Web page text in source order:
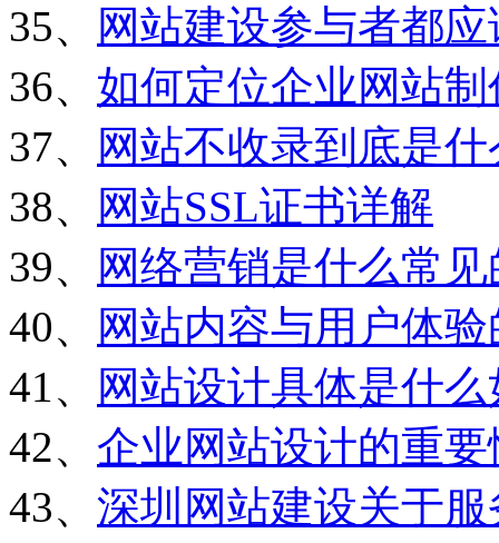
35、
网站建设参与者都
36、 如何定位企业网站
37、
网站不收录到底是
38、
网站SSL证书详解
39、
网络营销是什么常
40、
网站内容与用户体
41、
网站设计具体是什
42、 企业网站设计的重要
43、 深圳网站建设关于